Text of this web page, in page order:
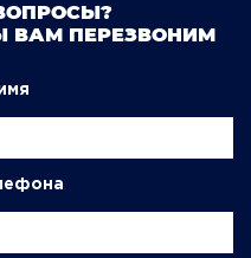
ВАМ ПЕРЕЗВОНИМ